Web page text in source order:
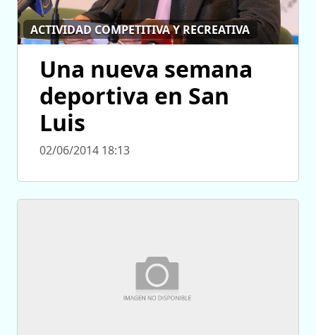
ACTIVIDAD COMPETITIVA Y RECREATIVA
Una nueva semana
deportiva en San
Luis
02/06/2014 18:13